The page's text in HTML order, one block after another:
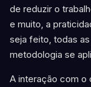
de reduzir o
e muito, a
seja feito, todas
metodologia se
A interação com o